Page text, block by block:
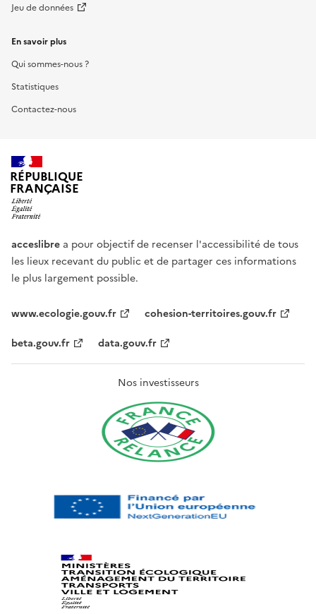
Jeu de données
En savoir plus
Qui sommes-nous ?
Statistiques
Contactez-nous
RÉPUBLIQUE
FRANÇAISE
acceslibre a pour objectif de recenser l'accessibilité de tous
les lieux recevant du public et de partager ces informations
le plus largement possible.
www.ecologie.gouv.fr
cohesion-territoires.gouv.fr
beta.gouv.fr
data.gouv.fr
Nos investisseurs